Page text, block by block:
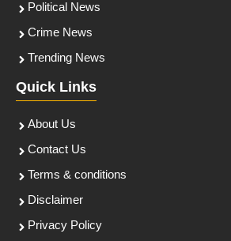
Political News
Crime News
Trending News
Quick Links
About Us
Contact Us
Terms & conditions
Disclaimer
Privacy Policy